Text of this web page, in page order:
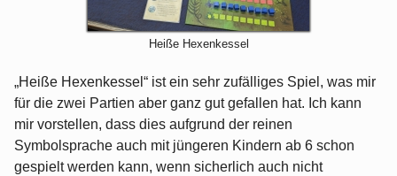
Heiße Hexenkessel
„Heiße Hexenkessel“ ist ein sehr zufälliges Spiel, was mir
für die zwei Partien aber ganz gut gefallen hat. Ich kann
mir vorstellen, dass dies aufgrund der reinen
Symbolsprache auch mit jüngeren Kindern ab 6 schon
gespielt werden kann, wenn sicherlich auch nicht